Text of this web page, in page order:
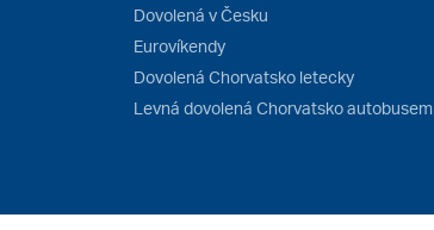
Dovolená v Česku
Eurovíkendy
Dovolená Chorvatsko letecky
Levná dovolená Chorvatsko autobusem